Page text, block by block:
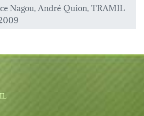
Nagou, André Quion, TRAMIL